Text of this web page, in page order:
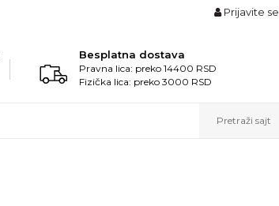
Prijavite se
Besplatna dostava
Pravna lica: preko 14400 RSD
Fizička lica: preko 3000 RSD
Pretraži sajt